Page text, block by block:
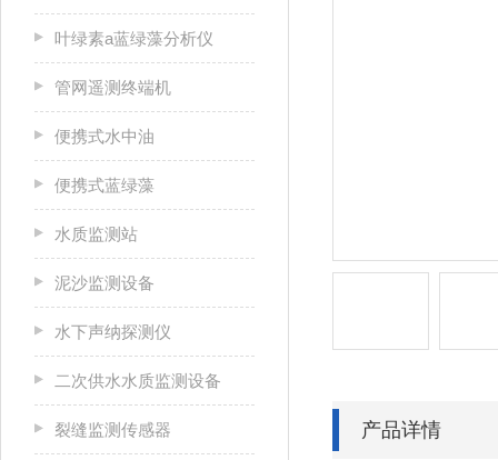
叶绿素a蓝绿藻分析仪
管网遥测终端机
便携式水中油
便携式蓝绿藻
水质监测站
泥沙监测设备
水下声纳探测仪
二次供水水质监测设备
裂缝监测传感器 产品详情